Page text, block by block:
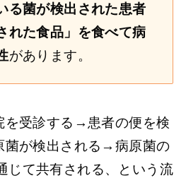
る菌が検出された患者
れた食品」を食べて病
があります。
を受診する→患者の便を検
が検出される→病原菌の
じて共有される、という流